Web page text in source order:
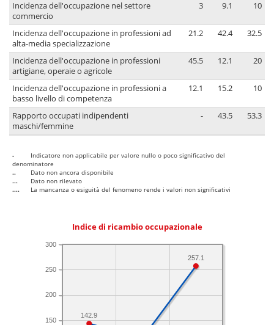
Incidenza dell'occupazione nel settore
commercio
3 9.1 10
Incidenza dell'occupazione in professioni ad
alta-media specializzazione
21.2 42.4 32.5
Incidenza dell'occupazione in professioni
artigiane, operaie o agricole
45.5 12.1 20
Incidenza dell'occupazione in professioni a
basso livello di competenza
12.1 15.2 10
Rapporto occupati indipendenti
maschi/femmine
- 43.5 53.3
-
Indicatore non applicabile per valore nullo o poco significativo del
denominatore
..
Dato non ancora disponibile
...
Dato non rilevato
....
La mancanza o esiguità del fenomeno rende i valori non significativi
Indice di ricambio occupazionale
150
200
250
300
257.1
142.9